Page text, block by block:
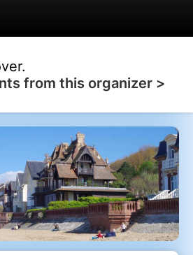
from this organizer >